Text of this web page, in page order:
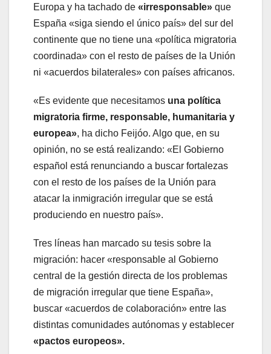
Europa y ha tachado de «irresponsable» que
España «siga siendo el único país» del sur del
continente que no tiene una «política migratoria
coordinada» con el resto de países de la Unión
ni «acuerdos bilaterales» con países africanos.
«Es evidente que necesitamos una política
migratoria firme, responsable, humanitaria y
europea», ha dicho Feijóo. Algo que, en su
opinión, no se está realizando: «El Gobierno
español está renunciando a buscar fortalezas
con el resto de los países de la Unión para
atacar la inmigración irregular que se está
produciendo en nuestro país».
Tres líneas han marcado su tesis sobre la
migración: hacer «responsable al Gobierno
central de la gestión directa de los problemas
de migración irregular que tiene España»,
buscar «acuerdos de colaboración» entre las
distintas comunidades autónomas y establecer
«pactos europeos».